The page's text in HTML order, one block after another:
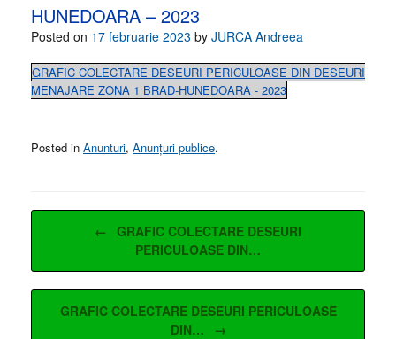
HUNEDOARA – 2023
Posted on 17 februarie 2023 by JURCA Andreea
GRAFIC COLECTARE DESEURI PERICULOASE DIN DESEURI
MENAJARE ZONA 1 BRAD-HUNEDOARA - 2023
Posted in Anunturi, Anunțuri publice.
Post navigation
← GRAFIC COLECTARE DESEURI
PERICULOASE DIN…
GRAFIC COLECTARE DESEURI PERICULOASE
DIN…
→